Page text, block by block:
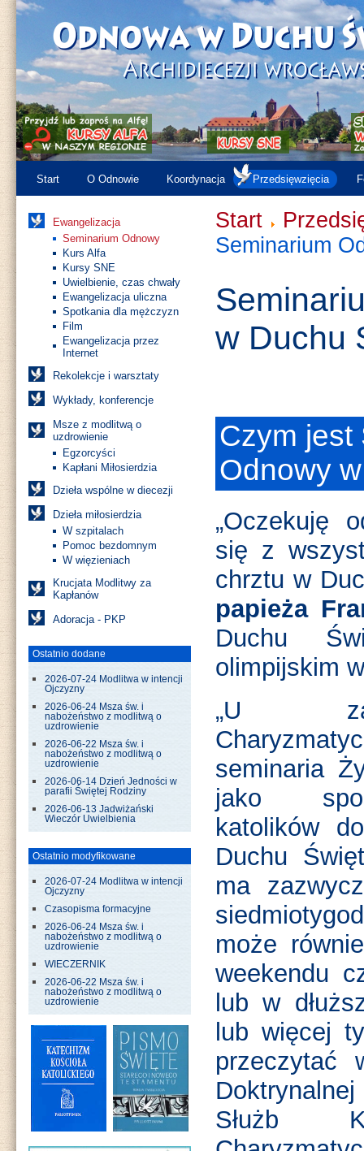
Start O Odnowie Koordynacja Przedsięwzięcia
Ewangelizacja
Seminarium Odnowy
Kurs Alfa
Kursy SNE
Uwielbienie, czas chwały
Ewangelizacja uliczna
Spotkania dla mężczyzn
Film
Ewangelizacja przez
Internet
Rekolekcje i warsztaty
Wykłady, konferencje
Msze z modlitwą o
uzdrowienie
Egzorcyści
Kapłani Miłosierdzia
Dzieła wspólne w diecezji
Dzieła miłosierdzia
W szpitalach
Pomoc bezdomnym
W więzieniach
Krucjata Modlitwy za
Kapłanów
Adoracja - PKP
Ostatnio dodane
2026-07-24 Modlitwa w intencji
Ojczyzny
2026-06-24 Msza św. i
nabożeństwo z modlitwą o
uzdrowienie
2026-06-22 Msza św. i
nabożeństwo z modlitwą o
uzdrowienie
2026-06-14 Dzień Jedności w
parafii Świętej Rodziny
2026-06-13 Jadwiżański
Wieczór Uwielbienia
Ostatnio modyfikowane
2026-07-24 Modlitwa w intencji
Ojczyzny
Czasopisma formacyjne
2026-06-24 Msza św. i
nabożeństwo z modlitwą o
uzdrowienie
WIECZERNIK
2026-06-22 Msza św. i
nabożeństwo z modlitwą o
uzdrowienie
Start
Seminarium
w Duchu
Czym jest
Odnowy
„Oczekuję
się z
chrztu w
papieża
Duchu
olimpijskim
„U
seminaria
jako
katolików
Duchu
ma
może
weekendu
lub w
lub więcej
przeczytać
Służb